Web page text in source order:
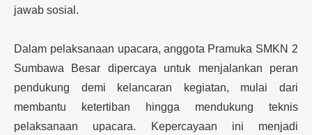
jawab sosial.
Dalam pelaksanaan upacara, anggota Pramuka SMKN 2
Sumbawa Besar dipercaya untuk menjalankan peran
pendukung demi kelancaran kegiatan, mulai dari
membantu ketertiban hingga mendukung teknis
pelaksanaan upacara. Kepercayaan ini menjadi